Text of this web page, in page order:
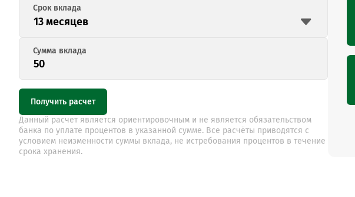
13 месяцев
Получить расчет
Данный расчет является ориентировочным и не является обязательством
банка по уплате процентов в указанной сумме. Все расчёты приводятся с
условием неизменности суммы вклада, не истребования процентов в течение
срока хранения.